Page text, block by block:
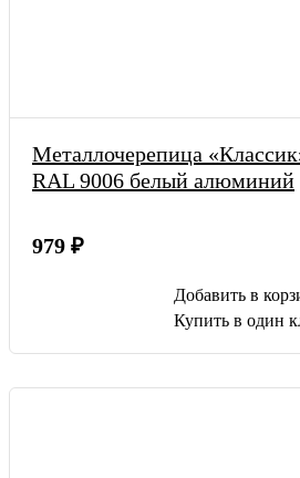
Металлочерепица
RAL 9006 белый алюминий
979 ₽
Добавить в
Купить в один